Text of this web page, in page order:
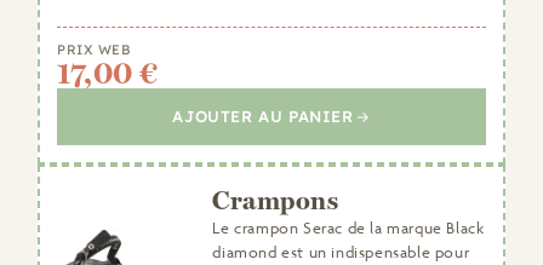
PRIX WEB
17,00 €
AJOUTER AU PANIER
Crampons
Le crampon Serac de la marque Black
diamond est un indispensable pour